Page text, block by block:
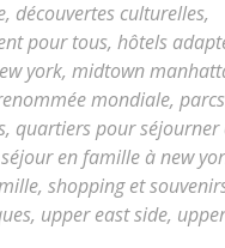
, découvertes culturelles,
pour tous, hôtels
york, midtown
mondiale, parcs
, quartiers pour
séjour en famille à new
, shopping et
, upper east side,